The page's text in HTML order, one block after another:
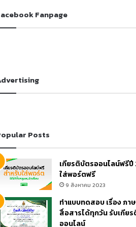
Fanpage
Posts
เกียรติบัตรออนไลน์ฟรีปี
ใส่พอร์ตฟรี
9 สิงหาคม 2023
ทำแบบทดสอบ เรื่อง ภา
สื่อสารได้ทุกวัน รับเกีย
ออนไลน์